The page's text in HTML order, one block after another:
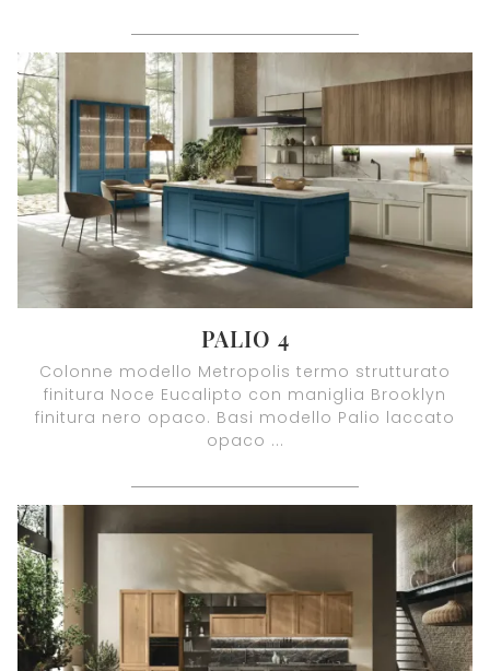
PALIO 4
Colonne modello Metropolis termo strutturato
finitura Noce Eucalipto con maniglia Brooklyn
finitura nero opaco. Basi modello Palio laccato
opaco ...